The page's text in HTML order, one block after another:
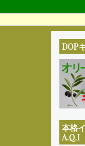
メ
イ
ン
メ
ニ
ュ
ー
DOP
本格
A.Q.I